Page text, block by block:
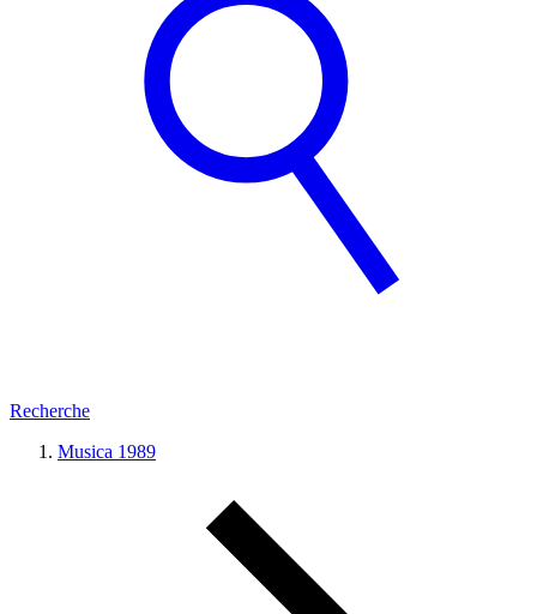
Recherche
Musica 1989